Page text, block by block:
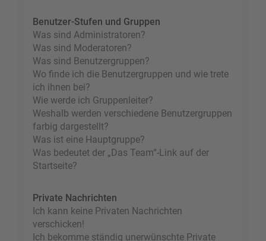
Benutzer-Stufen und Gruppen
Was sind Administratoren?
Was sind Moderatoren?
Was sind Benutzergruppen?
Wo finde ich die Benutzergruppen und wie trete
ich ihnen bei?
Wie werde ich Gruppenleiter?
Weshalb werden verschiedene Benutzergruppen
farbig dargestellt?
Was ist eine Hauptgruppe?
Was bedeutet der „Das Team“-Link auf der
Startseite?
Private Nachrichten
Ich kann keine Privaten Nachrichten
verschicken!
Ich bekomme ständig unerwünschte Private